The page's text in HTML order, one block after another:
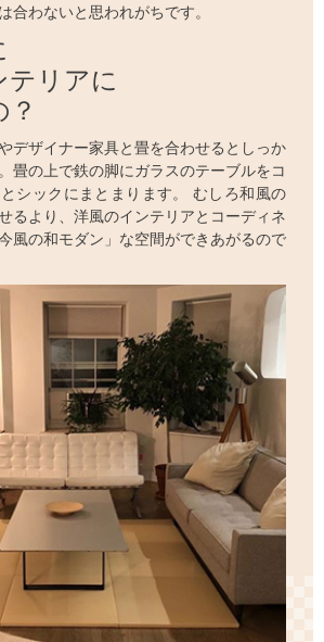
合わないと思われがちです。
テリアに
デザイナー家具と畳を合わせるとしっか
畳の上で鉄の脚にガラスのテーブルをコ
シックにまとまります。 むしろ和風の
るより、洋風のインテリアとコーディネ
風の和モダン」な空間ができあがるので